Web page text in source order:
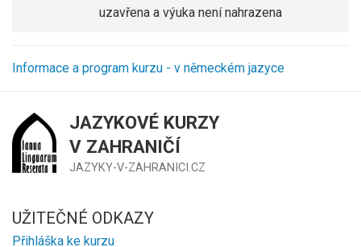
uzavřena a výuka není nahrazena
Informace a program kurzu - v německém jazyce
JAZYKOVÉ KURZY
V ZAHRANIČÍ
JAZYKY-V-ZAHRANICI.CZ
UŽITEČNÉ ODKAZY
Přihláška ke kurzu